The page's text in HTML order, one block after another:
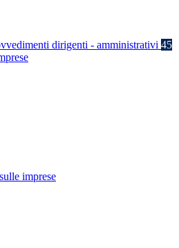
dirigenti - amministrativi 45
imprese